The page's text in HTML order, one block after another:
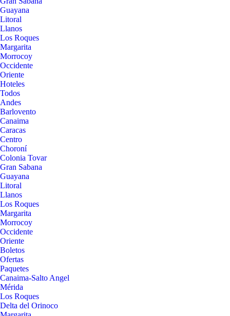
Guayana
Litoral
Llanos
Los Roques
Margarita
Morrocoy
Occidente
Oriente
Hoteles
Todos
Andes
Barlovento
Canaima
Caracas
Centro
Choroní
Colonia Tovar
Gran Sabana
Guayana
Litoral
Llanos
Los Roques
Margarita
Morrocoy
Occidente
Oriente
Boletos
Ofertas
Paquetes
Canaima-Salto Angel
Mérida
Los Roques
Delta del Orinoco